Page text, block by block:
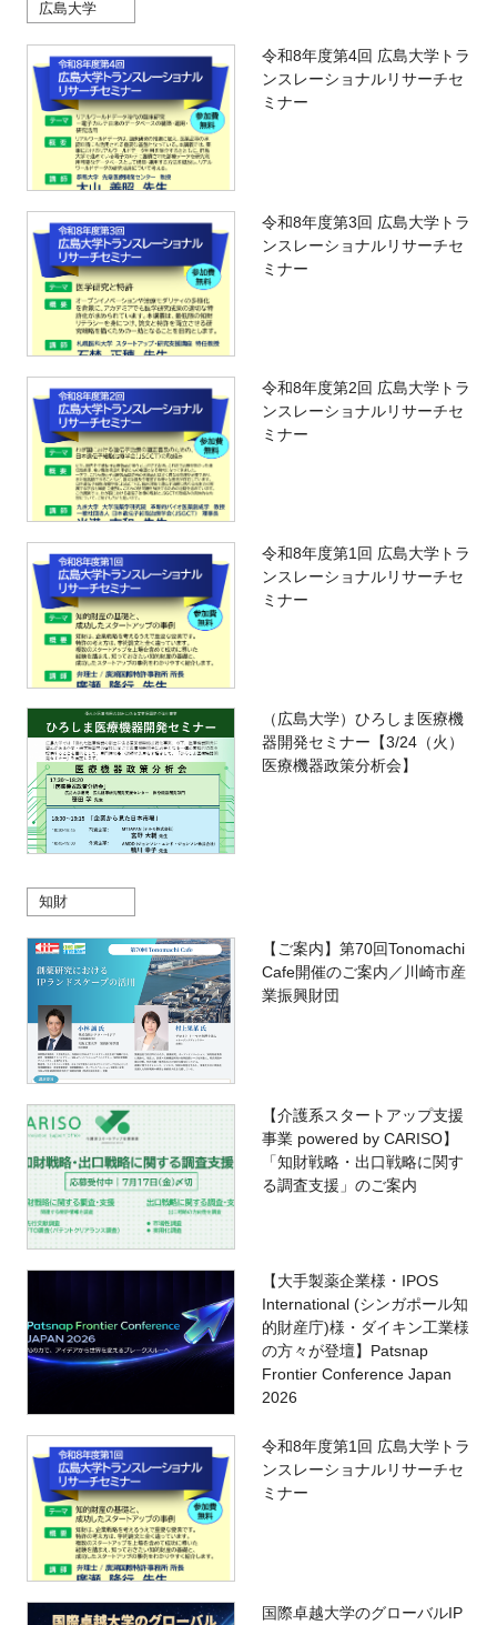
広島大学
令和8年度第4回 広島大学トラ
ンスレーショナルリサーチセ
ミナー
令和8年度第3回 広島大学トラ
ンスレーショナルリサーチセ
ミナー
令和8年度第2回 広島大学トラ
ンスレーショナルリサーチセ
ミナー
令和8年度第1回 広島大学トラ
ンスレーショナルリサーチセ
ミナー
（広島大学）ひろしま医療機
器開発セミナー【3/24（火）
医療機器政策分析会】
知財
【ご案内】第70回Tonomachi
Cafe開催のご案内／川崎市産
業振興財団
【介護系スタートアップ支援
事業 powered by CARISO】
「知財戦略・出口戦略に関す
る調査支援」のご案内
【大手製薬企業様・IPOS
International (シンガポール知
的財産庁)様・ダイキン工業様
の方々が登壇】Patsnap
Frontier Conference Japan
2026
令和8年度第1回 広島大学トラ
ンスレーショナルリサーチセ
ミナー
国際卓越大学のグローバルIP